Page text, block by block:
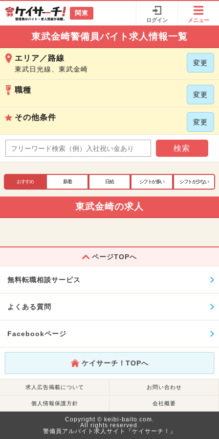
関東
ログイン メニュー
東武金崎警備員バイト求人情報一覧
エリア／路線
東武日光線、東武金崎
変更
職種
変更
その他条件
変更
検索
おすすめ 新着 日給 シフトが多い シフトが少ない
東武金崎の求人
ページTOPへ
無料転職相談サービス
よくある質問
Facebookページ
ケイサーチ！TOPへ
求人広告掲載について お問い合わせ
個人情報保護方針 会社概要
Copyright © keibi-baito.com.
All rights reserved.
警備員アルバイト求人サイト『ケイサーチ！』